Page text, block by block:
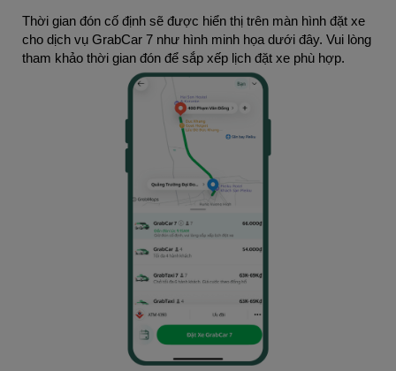
Thời gian đón cố định sẽ được hiển thị trên màn hình đặt xe
cho dịch vụ GrabCar 7 như hình minh họa dưới đây. Vui lòng
tham khảo thời gian đón để sắp xếp lịch đặt xe phù hợp.